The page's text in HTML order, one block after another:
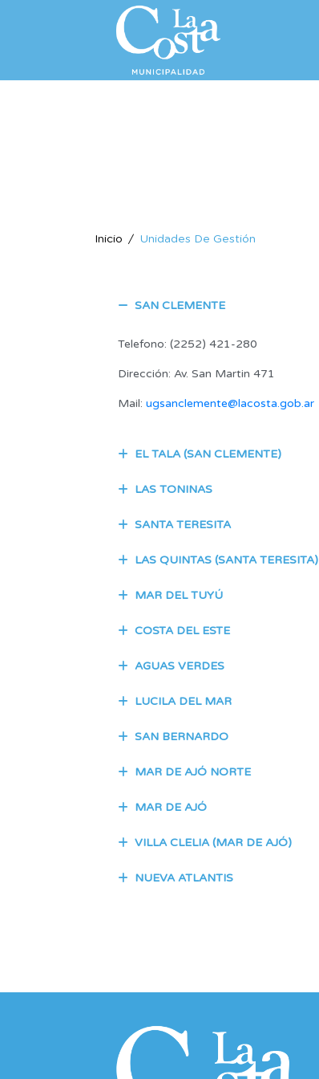
Inicio Unidades De Gestión
SAN CLEMENTE
Telefono: (2252) 421-280
Dirección: Av. San Martin 471
Mail: ugsanclemente@lacosta.gob.ar
EL TALA (SAN CLEMENTE)
LAS TONINAS
SANTA TERESITA
LAS QUINTAS (SANTA TERESITA)
MAR DEL TUYÚ
COSTA DEL ESTE
AGUAS VERDES
LUCILA DEL MAR
SAN BERNARDO
MAR DE AJÓ NORTE
MAR DE AJÓ
VILLA CLELIA (MAR DE AJÓ)
NUEVA ATLANTIS